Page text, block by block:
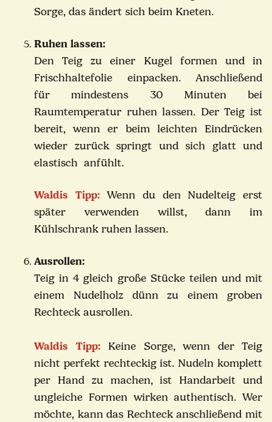
Sorge, das ändert sich beim Kneten.
Ruhen lassen:
Den Teig zu einer Kugel formen und in
Frischhaltefolie einpacken. Anschließend
für mindestens 30 Minuten bei
Raumtemperatur ruhen lassen. Der Teig ist
bereit, wenn er beim leichten Eindrücken
wieder zurück springt und sich glatt und
elastisch anfühlt.
Waldis Tipp: Wenn du den Nudelteig erst
später verwenden willst, dann im
Kühlschrank ruhen lassen.
Ausrollen:
Teig in 4 gleich große Stücke teilen und mit
einem Nudelholz dünn zu einem groben
Rechteck ausrollen.
Waldis Tipp:
Keine Sorge, wenn der Teig
nicht perfekt rechteckig ist. Nudeln komplett
per Hand zu machen, ist Handarbeit und
ungleiche Formen wirken authentisch. Wer
möchte, kann das Rechteck anschließend mit